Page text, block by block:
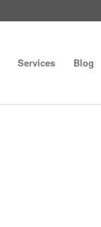
Services Blog